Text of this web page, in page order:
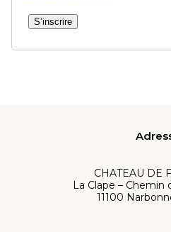
S’inscrire
CHATEAU DE
La Clape – Chemin
11100